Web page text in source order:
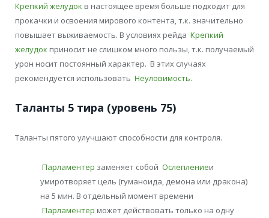
Крепкий желудок в настоящее время больше подходит для
прокачки и освоения мирового контента, т.к. значительно
повышает выживаемость. В условиях рейда Крепкий
желудок приносит не слишком много пользы, т.к. получаемый
урон носит постоянный характер. В этих случаях
рекомендуется использовать Неуловимость.
Таланты 5 тира (уровень 75)
Таланты пятого улучшают способности для контроля.
Парламентер заменяет собой Ослеплениеи
умиротворяет цель (гуманоида, демона или дракона)
на 5 мин. В отдельный момент времени
Парламентер может действовать только на одну